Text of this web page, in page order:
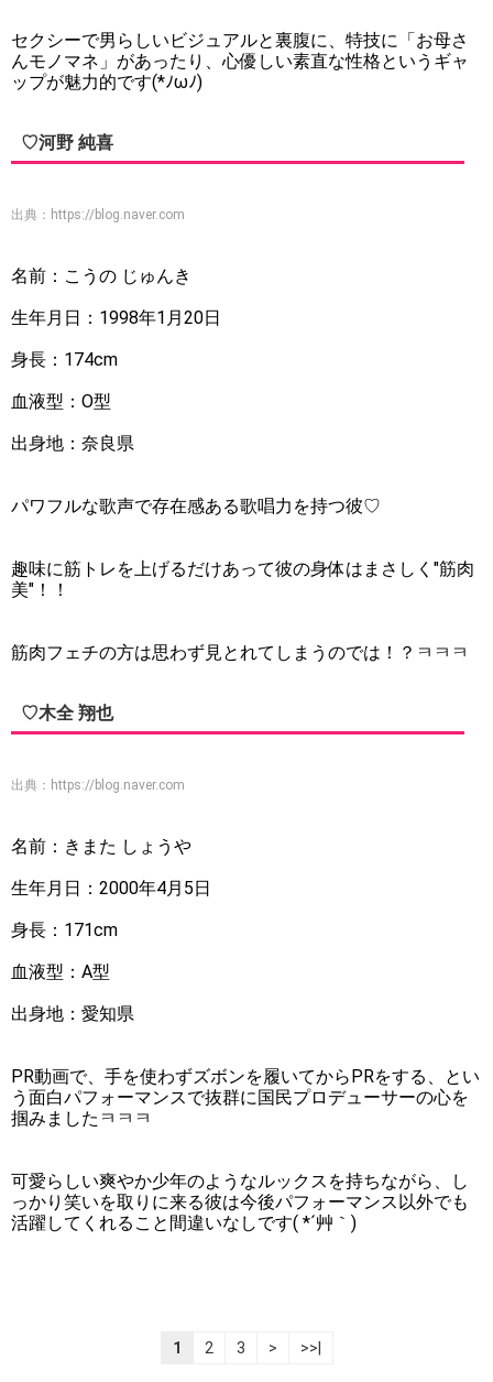
セクシーで男らしいビジュアルと裏腹に、特技に「お母さ
んモノマネ」があったり、心優しい素直な性格というギャ
ップが魅力的です(*ﾉωﾉ)
♡河野 純喜
出典： https://blog.naver.com
名前：こうの じゅんき
生年月日：1998年1月20日
身長：174cm
血液型：O型
出身地：奈良県
パワフルな歌声で存在感ある歌唱力を持つ彼♡
趣味に筋トレを上げるだけあって彼の身体はまさしく"筋肉
美"！！
筋肉フェチの方は思わず見とれてしまうのでは！？ㅋㅋㅋ
♡木全 翔也
出典： https://blog.naver.com
名前：きまた しょうや
生年月日：2000年4月5日
身長：171cm
血液型：A型
出身地：愛知県
PR動画で、手を使わずズボンを履いてからPRをする、とい
う面白パフォーマンスで抜群に国民プロデューサーの心を
掴みましたㅋㅋㅋ
可愛らしい爽やか少年のようなルックスを持ちながら、し
っかり笑いを取りに来る彼は今後パフォーマンス以外でも
活躍してくれること間違いなしです( *´艸｀)
1 2 3 > >>|